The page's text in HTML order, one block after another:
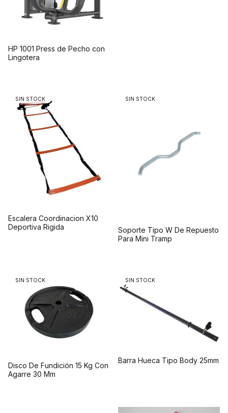
HP 1001 Press de Pecho con
Lingotera
SIN STOCK
Escalera Coordinacion X10
Deportiva Rigida
SIN STOCK
Soporte Tipo W De Repuesto
Para Mini Tramp
SIN STOCK
Disco De Fundición 15 Kg Con
Agarre 30 Mm
SIN STOCK
Barra Hueca Tipo Body 25mm